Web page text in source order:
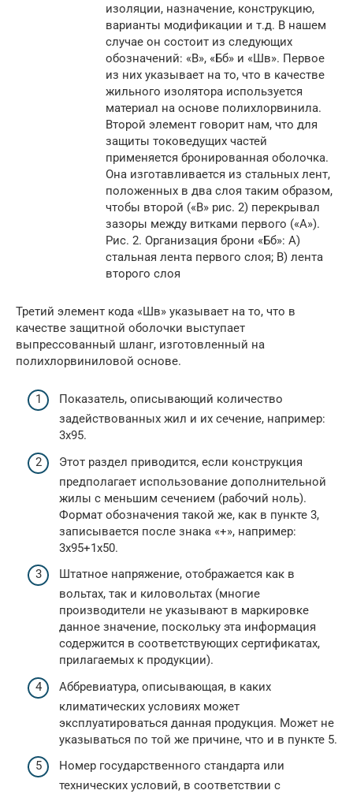
изоляции, назначение, конструкцию,
варианты модификации и т.д. В нашем
случае он состоит из следующих
обозначений: «В», «Бб» и «Шв». Первое
из них указывает на то, что в качестве
жильного изолятора используется
материал на основе полихлорвинила.
Второй элемент говорит нам, что для
защиты токоведущих частей
применяется бронированная оболочка.
Она изготавливается из стальных лент,
положенных в два слоя таким образом,
чтобы второй («В» рис. 2) перекрывал
зазоры между витками первого («А»).
Рис. 2. Организация брони «Бб»: А)
стальная лента первого слоя; B) лента
второго слоя
Третий элемент кода «Шв» указывает на то, что в
качестве защитной оболочки выступает
выпрессованный шланг, изготовленный на
полихлорвиниловой основе.
Показатель, описывающий количество
задействованных жил и их сечение, например:
3х95.
Этот раздел приводится, если конструкция
предполагает использование дополнительной
жилы с меньшим сечением (рабочий ноль).
Формат обозначения такой же, как в пункте 3,
записывается после знака «+», например:
3х95+1х50.
Штатное напряжение, отображается как в
вольтах, так и киловольтах (многие
производители не указывают в маркировке
данное значение, поскольку эта информация
содержится в соответствующих сертификатах,
прилагаемых к продукции).
Аббревиатура, описывающая, в каких
климатических условиях может
эксплуатироваться данная продукция. Может не
указываться по той же причине, что и в пункте 5.
Номер государственного стандарта или
технических условий, в соответствии с